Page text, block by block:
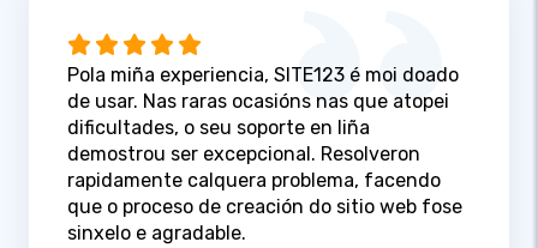
Pola miña experiencia, SITE123 é moi doado
de usar. Nas raras ocasións nas que atopei
dificultades, o seu soporte en liña
demostrou ser excepcional. Resolveron
rapidamente calquera problema, facendo
que o proceso de creación do sitio web fose
sinxelo e agradable.